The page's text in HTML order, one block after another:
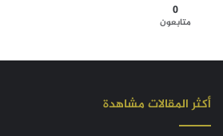
0
متابعون
أكثر المقالات مشاهدة